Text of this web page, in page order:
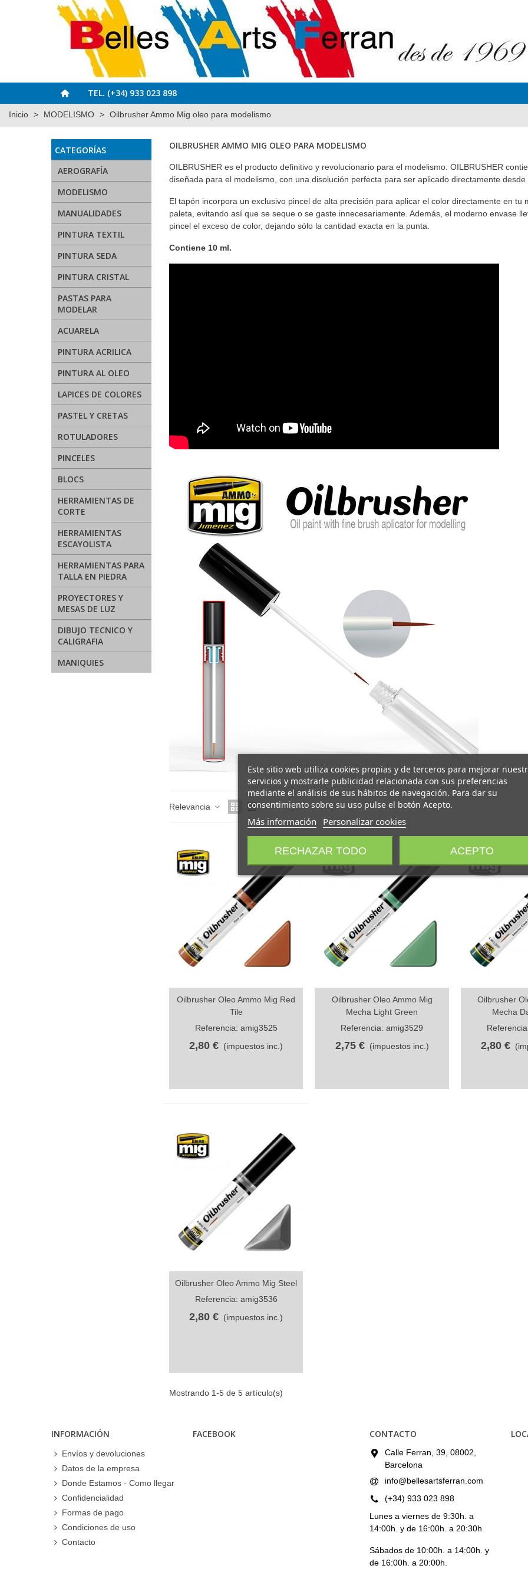
TEL. (+34) 933 023 898
Inicio > MODELISMO > Oilbrusher Ammo Mig oleo para modelismo
CATEGORÍAS
AEROGRAFÍA
MODELISMO
MANUALIDADES
PINTURA TEXTIL
PINTURA SEDA
PINTURA CRISTAL
PASTAS PARA
MODELAR
ACUARELA
PINTURA ACRILICA
PINTURA AL OLEO
LAPICES DE COLORES
PASTEL Y CRETAS
ROTULADORES
PINCELES
BLOCS
HERRAMIENTAS DE
CORTE
HERRAMIENTAS
ESCAYOLISTA
HERRAMIENTAS PARA
TALLA EN PIEDRA
PROYECTORES Y
MESAS DE LUZ
DIBUJO TECNICO Y
CALIGRAFIA
MANIQUIES
OILBRUSHER AMMO MIG OLEO PARA MODELISMO
OILBRUSHER es el producto definitivo y revolucionario para el modelismo. OILBRUSHER
diseñada para el modelismo, con una disolución perfecta para ser aplicado directamente desde
El tapón incorpora un exclusivo pincel de alta precisión para aplicar el color directamente en
paleta, evitando así que se seque o se gaste innecesariamente. Además, el moderno envase
pincel el exceso de color, dejando sólo la cantidad exacta en la punta.
Contiene 10 ml.
Relevancia
Vista rápida
Oilbrusher Oleo Ammo Mig Red
Tile
Referencia: amig3525
2,80 € (impuestos inc.)
Vista rápida
Oilbrusher Oleo Ammo Mig
Mecha Light Green
Referencia: amig3529
2,75 € (impuestos inc.)
Vista
Oilbrusher
Mecha
2,80 €
Vista rápida
Oilbrusher Oleo Ammo Mig Steel
Referencia: amig3536
2,80 € (impuestos inc.)
Mostrando 1-5 de 5 artículo(s)
INFORMACIÓN
Envíos y devoluciones
Datos de la empresa
Donde Estamos - Como llegar
Confidencialidad
Formas de pago
Condiciones de uso
Contacto
FACEBOOK CONTACTO
Calle Ferran, 39, 08002,
Barcelona
info@bellesartsferran.com
(+34) 933 023 898
Lunes a viernes de 9:30h. a
14:00h. y de 16:00h. a 20:30h
Sábados de 10:00h. a 14:00h. y
de 16:00h. a 20:00h.
Este sitio web utiliza cookies propias y de terceros para mejorar
servicios y mostrarle publicidad relacionada con sus preferencias
mediante el análisis de sus hábitos de navegación. Para dar su
consentimiento sobre su uso pulse el botón Acepto.
Más información Personalizar cookies
RECHAZAR TODO ACEPTO